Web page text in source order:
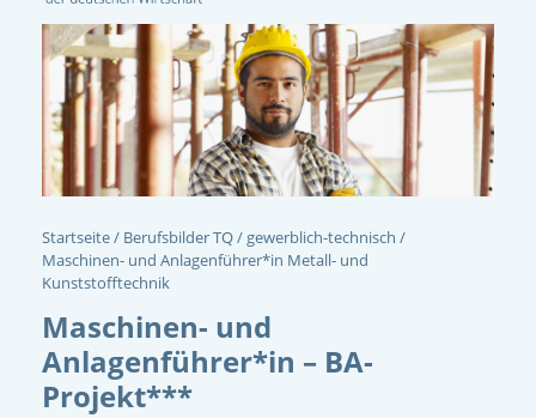
Startseite Berufsbilder TQ
gewerblich-technisch
Maschinen- und Anlagenführer*in Metall- und
Kunststofftechnik
Maschinen- und
Anlagenführer*in – BA-
Projekt***